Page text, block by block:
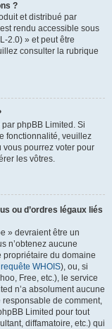
?
et distribué par
rendu accessible sous
2.0) » et peut être
consulter la rubrique
phpBB Limited. Si
fonctionnalité, veuillez
vous pourrez voter pour
les vôtres.
ou d’ordres légaux liés
» devraient être un
n’obtenez aucune
propriétaire du domaine
WHOIS), ou, si
Free, etc.), le service
n’a absolument aucune
de comment,
Limited pour tout
diffamatoire, etc.) qui